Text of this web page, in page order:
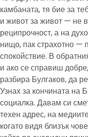
камбаната, тя бие за
и живот за живот — не
реципрочност, а на
нищо, пак страхотно —
спокойствие. В
и ако се справиш
разбира Булгаков, да
Узнах за кончината на
социалка. Давам си
техен адрес, на
когато видя близък